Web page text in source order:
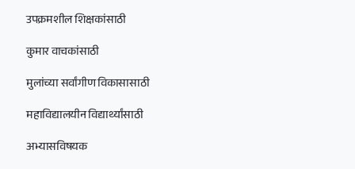
उपक्रमशील शिक्षकांसाठी
कुमार वाचकांसाठी
मुलांच्या सर्वांगीण विकासासाठी
महाविद्यालयीन विद्यार्थ्यांसाठी
अभ्यासविषयक